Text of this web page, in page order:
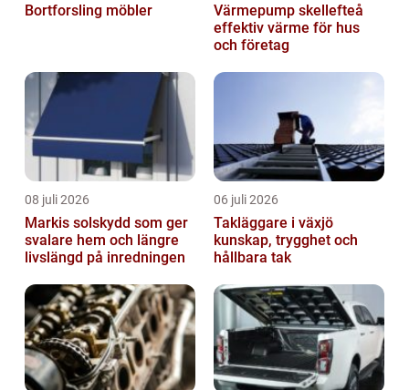
Bortforsling möbler
Värmepump skellefteå
effektiv värme för hus
och företag
08 juli 2026
Markis solskydd som ger
svalare hem och längre
livslängd på inredningen
06 juli 2026
Takläggare i växjö
kunskap, trygghet och
hållbara tak